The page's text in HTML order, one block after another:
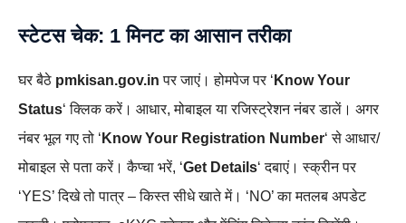
स्टेटस चेक: 1 मिनट का आसान तरीका
घर बैठे pmkisan.gov.inपर जाएं। होमपेज पर ‘ Know Your
Status‘ क्लिक करें। आधार, मोबाइल या रजिस्ट्रेशन नंबर डालें। अगर
नंबर भूल गए तो ‘ Know Your Registration Number‘ से आधार/
मोबाइल से पता करें। कैप्चा भरें, ‘Get Details‘ दबाएं। स्क्रीन पर
‘YES’ दिखे तो पात्र – किस्त सीधे खाते में। ‘NO’ का मतलब अपडेट